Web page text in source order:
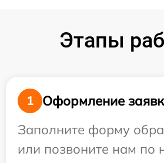
Этапы
1
Оформление
Заполните форму
или позвоните нам по